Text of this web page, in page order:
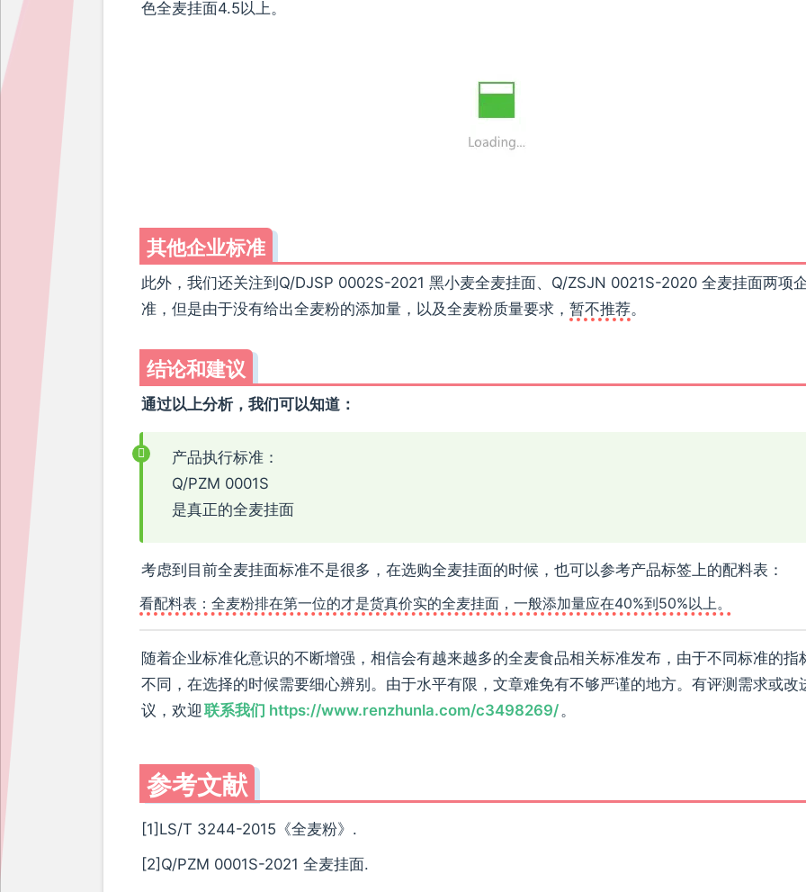
色全麦挂面4.5以上。
其他企业标准
此外，我们还关注到Q/DJSP 0002S-2021 黑小麦全麦挂面、Q/ZSJN 0021S-2020 全麦挂面两项
准，但是由于没有给出全麦粉的添加量，以及全麦粉质量要求，暂不推荐。
结论和建议
通过以上分析，我们可以知道：
产品执行标准：
Q/PZM 0001S
是真正的全麦挂面
考虑到目前全麦挂面标准不是很多，在选购全麦挂面的时候，也可以参考产品标签上的配料表：
看配料表：全麦粉排在第一位的才是货真价实的全麦挂面，一般添加量应在40%到50%以上。
随着企业标准化意识的不断增强，相信会有越来越多的全麦食品相关标准发布，由于不同标准的指
不同，在选择的时候需要细心辨别。由于水平有限，文章难免有不够严谨的地方。有评测需求或改
议，欢迎 联系我们 https://www.renzhunla.com/c3498269/ 。
参考文献
[1]LS/T 3244-2015《全麦粉》.
[2]Q/PZM 0001S-2021 全麦挂面.